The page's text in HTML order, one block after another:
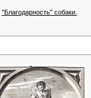
"Благодарность" собаки.